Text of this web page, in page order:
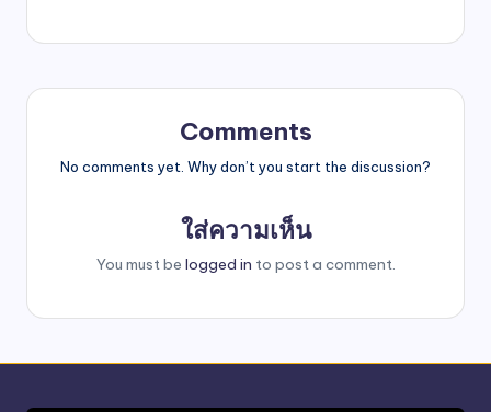
Comments
No comments yet. Why don’t you start the discussion?
ใส่ความเห็น
You must be logged in to post a comment.